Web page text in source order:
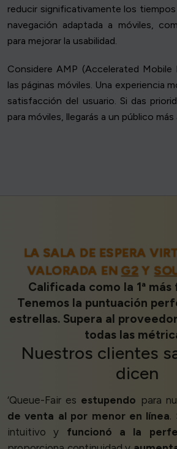
reducir significativamente los
navegación adaptada a móviles,
para mejorar la usabilidad.
Considere AMP (Accelerated Mobile
las páginas móviles. Una experiencia
satisfacción del usuario. Si das
para móviles, llegarás a un público más
LA SALA DE ESPERA
VALORADA ENG2 Y
Calificada como la 1ª
Tenemos la puntuación
estrellas. Supera al
todas las
Nuestros clientes
dicen
‘Queue-Fair es estupendo para
de venta al por menor en línea.
intuitivo y funcionó a la